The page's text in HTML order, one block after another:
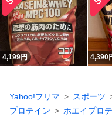
4,199円 4,390
Yahoo!フリマ スポーツ
プロテイン
ホエイプロ